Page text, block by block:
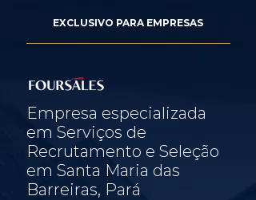
EXCLUSIVO PARA EMPRESAS
Empresa especializada
em Serviços de
Recrutamento e Seleção
em Santa Maria das
Barreiras, Pará